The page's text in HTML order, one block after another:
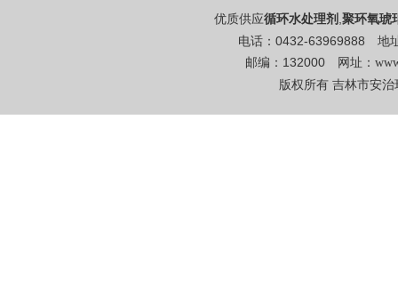
优质供应循环水处理剂 ,聚环氧琥
电话：0432-63969888 地
邮编：132000 网址：
版权所有 吉林市安